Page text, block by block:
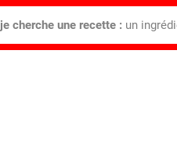
je cherche une recette : un